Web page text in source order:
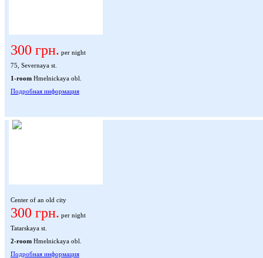
300 грн. per night
75, Severnaya st.
1-room Hmelnickaya obl.
Подробная информация
Center of an old city
300 грн. per night
Tatarskaya st.
2-room Hmelnickaya obl.
Подробная информация